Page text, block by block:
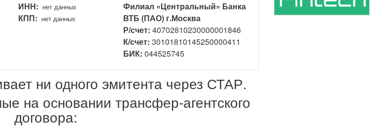
ИНН: нет данных
КПП: нет данных
Филиал «Центральный» Банка
ВТБ (ПАО) г.Москва
Р/счет:40702810230000001846
К/счет:30101810145250000411
БИК:044525745
ни одного эмитента через СТАР.
на основании трансфер-агентского
договора: